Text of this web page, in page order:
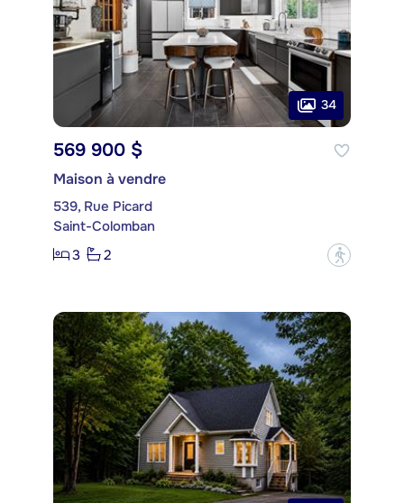
34
569 900 $
Maison à vendre
539, Rue Picard
Saint-Colomban
3
2 ?